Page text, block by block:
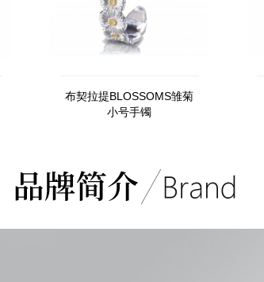
布契拉提BLOSSOMS雏菊
小号手镯